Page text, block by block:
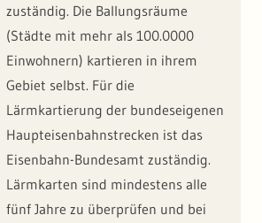
zuständig. Die Ballungsräume
(Städte mit mehr als 100.0000
Einwohnern) kartieren in ihrem
Gebiet selbst. Für die
Lärmkartierung der bundeseigenen
Haupteisenbahnstrecken ist das
Eisenbahn-Bundesamt zuständig.
Lärmkarten sind mindestens alle
fünf Jahre zu überprüfen und bei